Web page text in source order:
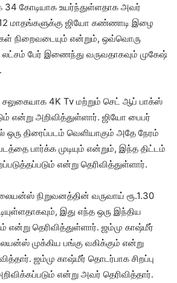
கோடியாக உயர்ந்துள்ளதாக அவர்
12 மாதங்களுக்கு ஜியோ கண்ணாடி இழை
நிறைவடையும் என்றும், ஒவ்வொரு
லட்சம் பேர் இணைந்து வருவதாகவும் முகேஷ்
4K Tv மற்றும் செட் ஆப் பாக்ஸ்
என்று அறிவித்துள்ளார். ஜியோ பைபர்
ஒரு திரைப்படம் வெளியாகும் அதே நேரம்
பார்க்க முடியும் என்றும், இந்த திட்டம்
என்று தெரிவித்துள்ளார்.
நிறுவனத்தின் வருவாய் ரூ.1.30
இது எந்த ஒரு இந்திய
என்று தெரிவித்துள்ளார். ஜம்மு காஷ்மீர்
முக்கிய பங்கு வகிக்கும் என்று
ஜம்மு காஷ்மீர் தொடர்பாக சிறப்பு
என்று அவர் தெரிவித்தார்.